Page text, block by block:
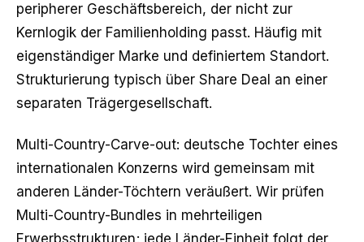
peripherer Geschäftsbereich, der nicht zur
Kernlogik der Familienholding passt. Häufig mit
eigenständiger Marke und definiertem Standort.
Strukturierung typisch über Share Deal an einer
separaten Trägergesellschaft.
Multi-Country-Carve-out: deutsche Tochter eines
internationalen Konzerns wird gemeinsam mit
anderen Länder-Töchtern veräußert. Wir prüfen
Multi-Country-Bundles in mehrteiligen
Erwerbsstrukturen; jede Länder-Einheit folgt der